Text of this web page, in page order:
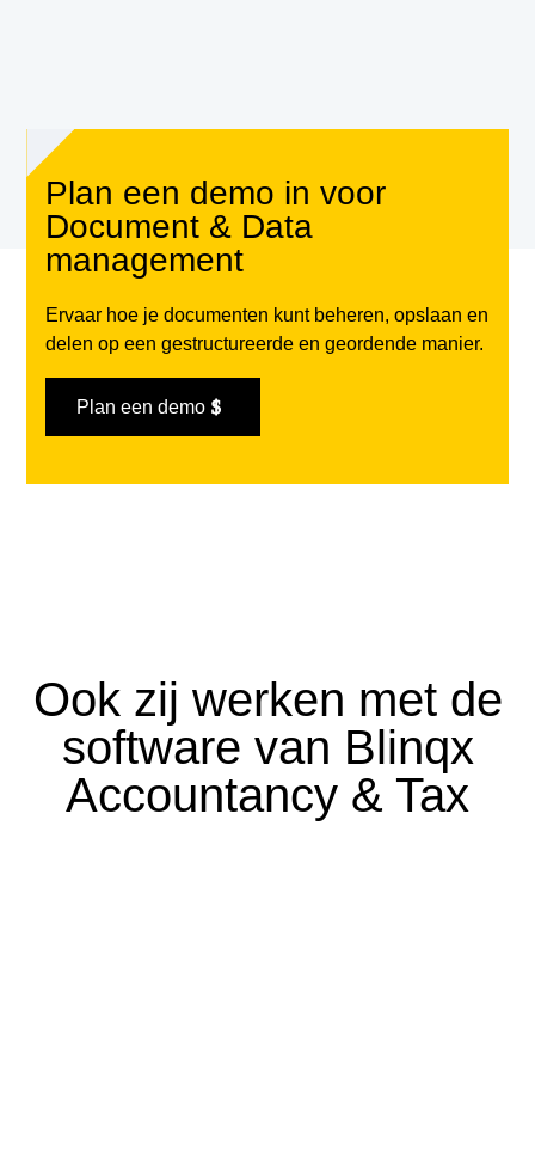
Plan een demo in voor
Document & Data
management
Ervaar hoe je documenten kunt beheren, opslaan en
delen op een gestructureerde en geordende manier.
Plan een demo
Ook zij werken met de
software van Blinqx
Accountancy & Tax